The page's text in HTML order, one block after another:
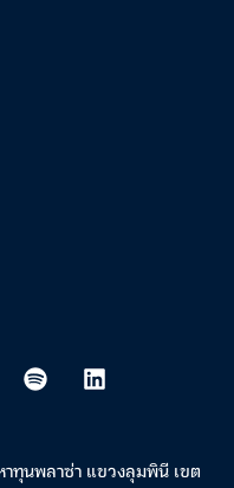
ทุนพลาซ่า แขวงลุมพินี เขต